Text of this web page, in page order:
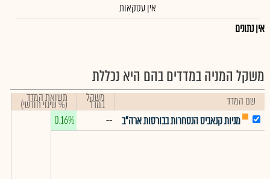
אין עסקאות
אין נתונים
משקל המניה במדדים בהם היא נכללת
שם המדד משקל
במדד תשואת המדד
(% שינוי חודשי)
מניות קנאביס הנסחרות בבורסות ארה"ב
--
0.16%